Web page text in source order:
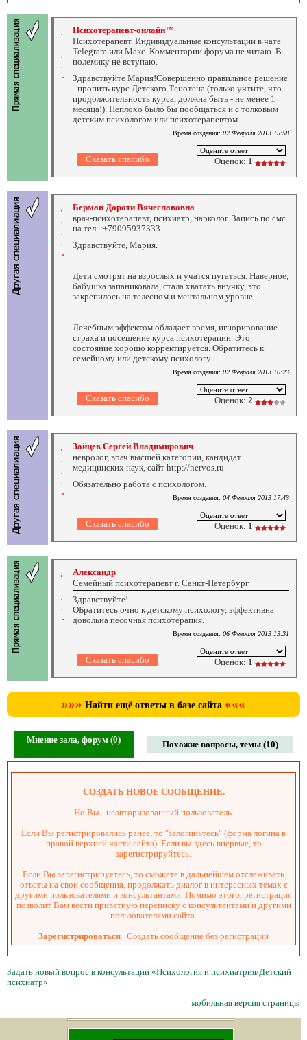
Психотерапевт-онлайн™
Психотерапевт. Индивидуальные консультации в чате
Telegram или Макс. Комментарии форума не читаю. В
полемику не вступаю.
Здравствуйте Мария!Совершенно правильное решение
- пропить курс Детского Тенотена (только учтите, что
продолжительность курса, должна быть - не менее 1
месяца!). Неплохо было бы пообщаться и с толковым
детским психологом или психотерапевтом.
Время создания: 02 Февраля 2013 15:58
Оценок: 1
Берман Дороти Вячеславовна
врач-психотерапевт, психиатр, нарколог. Запись по смс
на тел. :±79095937333
Здравствуйте, Мария.
Дети смотрят на взрослых и учатся пугаться. Наверное,
бабушка запаниковала, стала хватать внучку, это
закрепилось на телесном и ментальном уровне.
Лечебным эффектом обладает время, игнорирование
страха и посещение курса психотерапии. Это
состояние хорошо корректируется. Обратитесь к
семейному или детскому психологу.
Время создания: 02 Февраля 2013 16:23
Оценок: 2
Зайцев Сергей Владимирович
невролог, врач высшей категории, кандидат
медицинских наук, сайт http://nervos.ru
Обязательно работа с психологом.
Время создания: 04 Февраля 2013 17:43
Оценок: 1
Александр
Семейный психотерапевт г. Санкт-Петербург
Здравствуйте!
ОБратитесь очно к детскому психологу, эффективна
довольна песочная психотерапия.
Время создания: 06 Февраля 2013 13:31
Оценок: 1
»»» Найти ещё ответы в базе сайта «««
Мнение зала, форум (0) Похожие вопросы, темы (10)
СОЗДАТЬ НОВОЕ СООБЩЕНИЕ.
Но Вы - неавторизованный пользователь.
Если Вы регистрировались ранее, то "залогиньтесь" (форма логина в
правой верхней части сайта). Если вы здесь впервые, то
зарегистрируйтесь.
Если Вы зарегистрируетесь, то сможете в дальнейшем отслеживать
ответы на свои сообщения, продолжать диалог в интересных темах с
другими пользователями и консультантами. Помимо этого, регистрация
позволит Вам вести приватную переписку с консультантами и другими
пользователями сайта.
Зарегистрироваться Создать сообщение без регистрации
Задать новый вопрос в консультации «Психология и психиатрия/Детский
психиатр»
мобильная версия страницы